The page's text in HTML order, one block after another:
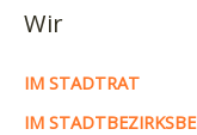
Wir
IM STADTRAT
IM